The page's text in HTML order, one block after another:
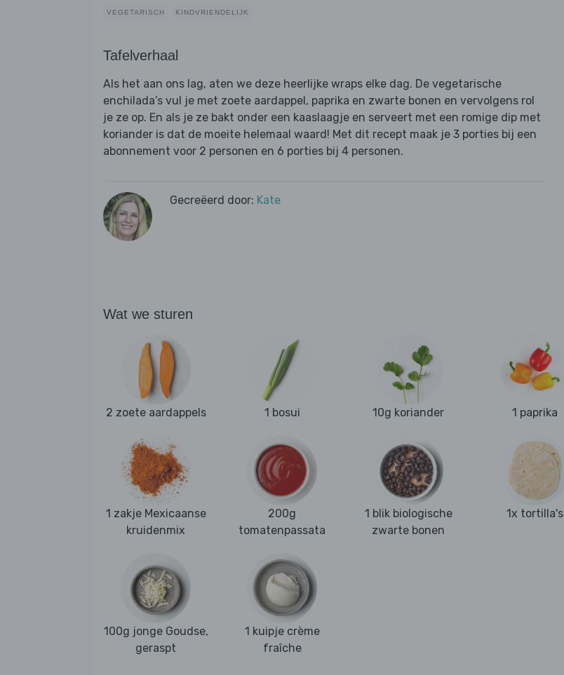
VEGETARISCH KINDVRIENDELIJK
Tafelverhaal
Als het aan ons lag, aten we deze heerlijke wraps elke dag. De vegetarische
enchilada’s vul je met zoete aardappel, paprika en zwarte bonen en vervolgens rol
je ze op. En als je ze bakt onder een kaaslaagje en serveert met een romige dip met
koriander is dat de moeite helemaal waard! Met dit recept maak je 3 porties bij een
abonnement voor 2 personen en 6 porties bij 4 personen.
Gecreëerd door: Kate
Wat we sturen
2 zoete aardappels 1 bosui 10g koriander 1 paprika
1 zakje Mexicaanse
kruidenmix
200g
tomatenpassata
1 blik biologische
zwarte bonen
1x tortilla's
100g jonge Goudse,
geraspt
1 kuipje crème
fraîche